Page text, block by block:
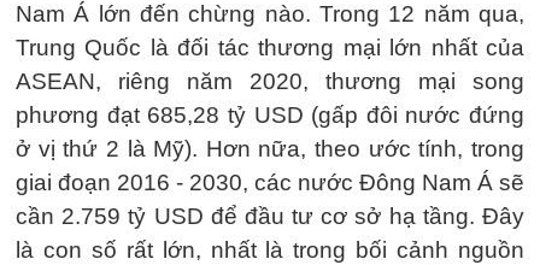
Nam Á lớn đến chừng nào. Trong 12 năm qua,
Trung Quốc là đối tác thương mại lớn nhất của
ASEAN, riêng năm 2020, thương mại song
phương đạt 685,28 tỷ USD (gấp đôi nước đứng
ở vị thứ 2 là Mỹ). Hơn nữa, theo ước tính, trong
giai đoạn 2016 - 2030, các nước Đông Nam Á sẽ
cần 2.759 tỷ USD để đầu tư cơ sở hạ tầng. Đây
là con số rất lớn, nhất là trong bối cảnh nguồn